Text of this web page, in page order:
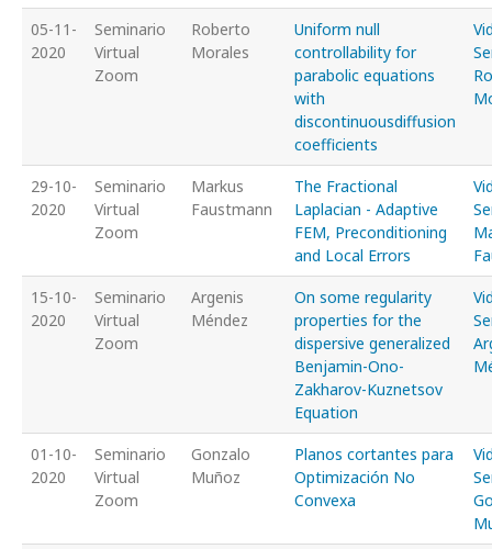
05-11-
2020
Seminario
Virtual
Zoom
Roberto
Morales
Uniform null
controllability for
parabolic equations
with
discontinuousdiffusion
coefficients
29-10-
2020
Seminario
Virtual
Zoom
Markus
Faustmann
The Fractional
Laplacian - Adaptive
FEM, Preconditioning
and Local Errors
15-10-
2020
Seminario
Virtual
Zoom
Argenis
Méndez
On some regularity
properties for the
dispersive generalized
Benjamin-Ono-
Zakharov-Kuznetsov
Equation
01-10-
2020
Seminario
Virtual
Zoom
Gonzalo
Muñoz
Planos cortantes para
Optimización No
Convexa